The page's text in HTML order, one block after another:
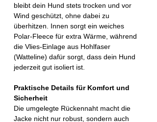
bleibt dein Hund stets trocken und vor
Wind geschützt, ohne dabei zu
überhitzen. Innen sorgt ein weiches
Polar-Fleece für extra Wärme, während
die Vlies-Einlage aus Hohlfaser
(Watteline) dafür sorgt, dass dein Hund
jederzeit gut isoliert ist.
Praktische Details für Komfort und
Sicherheit
Die umgelegte Rückennaht macht die
Jacke nicht nur robust, sondern auch